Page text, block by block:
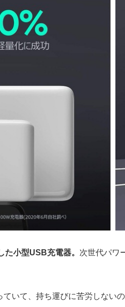
小型USB充電器。 次世代パワ
いて、持ち運びに苦労しないの